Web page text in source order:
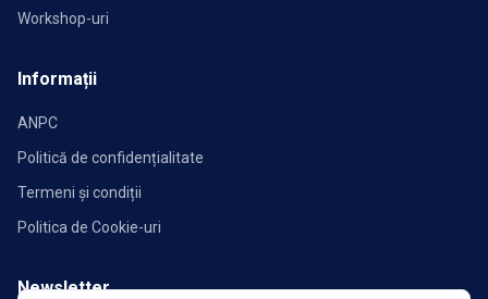
Workshop-uri
Informații
ANPC
Politică de confidențialitate
Termeni și condiții
Politica de Cookie-uri
Newsletter